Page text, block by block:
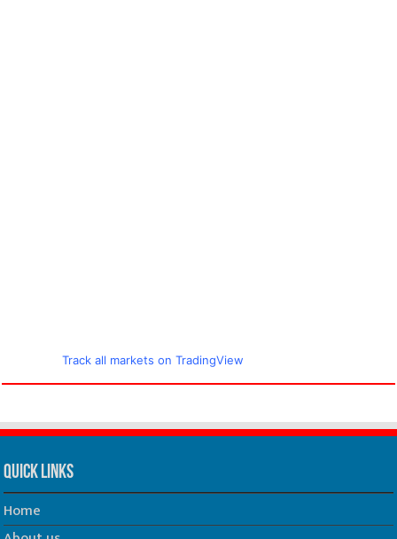
Track all markets on TradingView
Quick Links
Home